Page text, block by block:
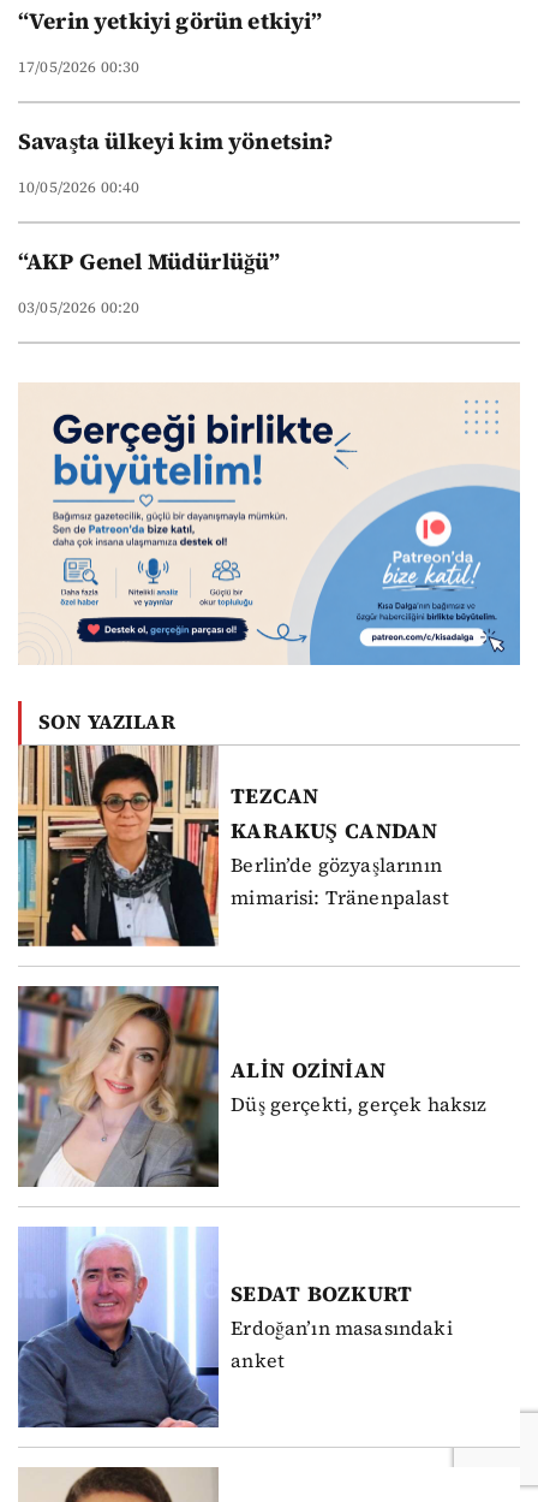
“Verin yetkiyi görün etkiyi”
17/05/2026 00:30
Savaşta ülkeyi kim yönetsin?
10/05/2026 00:40
“AKP Genel Müdürlüğü”
03/05/2026 00:20
SON YAZILAR
TEZCAN
KARAKUŞ CANDAN
Berlin’de gözyaşlarının
mimarisi: Tränenpalast
ALİN OZİNİAN
Düş gerçekti, gerçek haksız
SEDAT BOZKURT
Erdoğan’ın masasındaki
anket